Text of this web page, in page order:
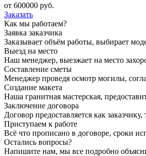
от 600000 руб.
Заказать
Как мы работаем?
Заявка заказчика
Заказывает объём работы, выбирает
Выезд на место
Наш менеджер, выезжает на место
Составление сметы
Менеджер проведя осмотр могилы,
Создание макета
Наша гранитная мастерская,
Заключение договора
Договор предоставляется как
Приступаем к работе
Всё что прописано в договоре, сроки
Остались вопросы?
Напишите нам, мы все подробно